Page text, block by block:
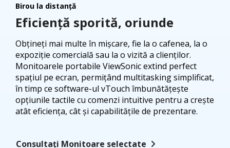
Birou la distanță
Eficiență sporită, oriunde
Obțineți mai multe în mișcare, fie la o cafenea, la o
expoziție comercială sau la o vizită a clienților.
Monitoarele portabile ViewSonic extind perfect
spațiul pe ecran, permițând multitasking simplificat,
în timp ce software-ul vTouch îmbunătățește
opțiunile tactile cu comenzi intuitive pentru a crește
atât eficiența, cât și capabilitățile de prezentare.
Consultați Monitoare selectate